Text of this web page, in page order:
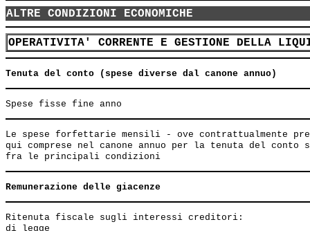
ALTRE CONDIZIONI ECONOMICHE
OPERATIVITA' CORRENTE E GESTIONE DELLA
Tenuta del conto (spese diverse dal canone annuo)
Le spese forfettarie mensili - ove contrattualmente
qui comprese nel canone annuo per la tenuta del conto
Remunerazione delle giacenze
Ritenuta fiscale sugli interessi creditori: